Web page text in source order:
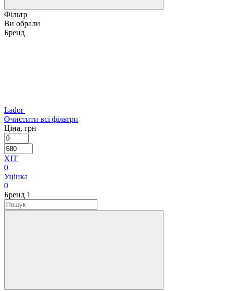
Фільтр
Ви обрали
Бренд
Lador
Очистити всі фільтри
Ціна, грн
ХІТ
0
Уцінка
0
Бренд 1